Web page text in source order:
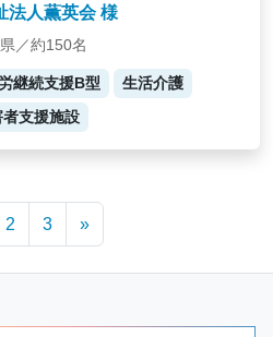
法人薫英会 様
／約150名
継続支援B型
生活介護
者支援施設
2 3 »